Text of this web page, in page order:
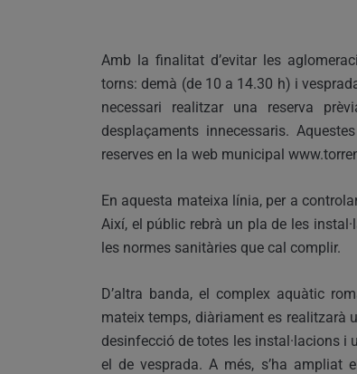
Amb la finalitat d’evitar les
torns: demà (de 10 a 14.30 h) i
necessari realitzar una reserva
desplaçaments innecessaris.
reserves en la web municipal
En aquesta mateixa línia, per a
Així, el públic rebrà un pla de les
les normes sanitàries que cal complir.
D’altra banda, el complex aquàtic
mateix temps, diàriament es realitzarà
desinfecció de totes les instal·lacions
el de vesprada. A més, s’ha ampliat